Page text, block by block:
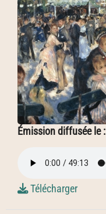
Émission diffusée le :
Télécharger